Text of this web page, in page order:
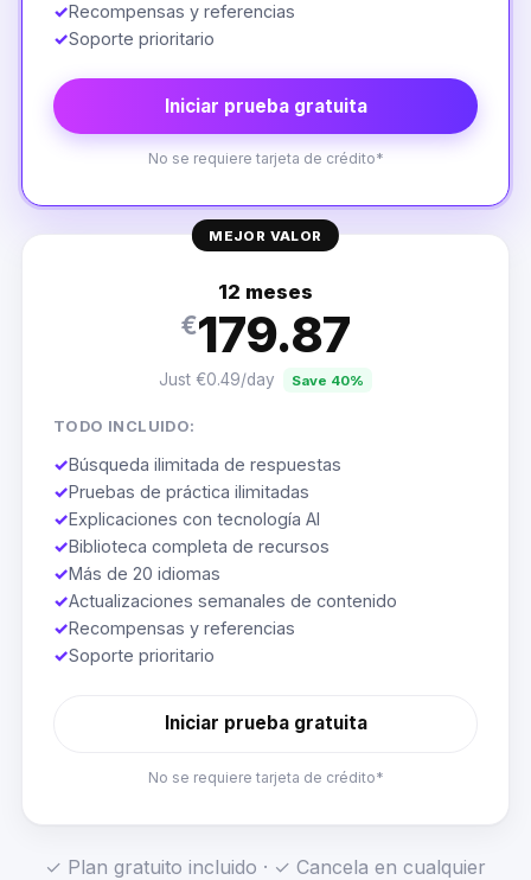
✓Recompensas y referencias
✓Soporte prioritario
Iniciar prueba gratuita
No se requiere tarjeta de crédito*
MEJOR VALOR
12 meses
€179.87
Just €0.49/day Save 40%
TODO INCLUIDO:
✓Búsqueda ilimitada de respuestas
✓Pruebas de práctica ilimitadas
✓Explicaciones con tecnología AI
✓Biblioteca completa de recursos
✓Más de 20 idiomas
✓Actualizaciones semanales de contenido
✓Recompensas y referencias
✓Soporte prioritario
Iniciar prueba gratuita
No se requiere tarjeta de crédito*
✓ Plan gratuito incluido · ✓ Cancela en cualquier